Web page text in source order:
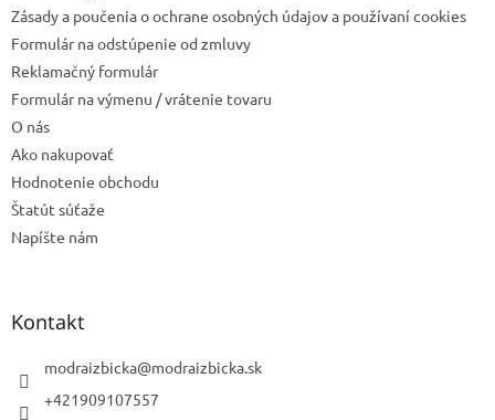
Zásady a poučenia o ochrane osobných údajov a používaní cookies
Formulár na odstúpenie od zmluvy
Reklamačný formulár
Formulár na výmenu / vrátenie tovaru
O nás
Ako nakupovať
Hodnotenie obchodu
Štatút súťaže
Napíšte nám
Kontakt
modraizbicka@modraizbicka.sk
+421909107557